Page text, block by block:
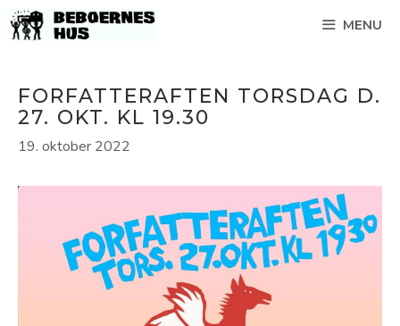
Hop
MENU
FORFATTERAFTEN TORSDAG D.
27. OKT. KL 19.30
19. oktober 2022